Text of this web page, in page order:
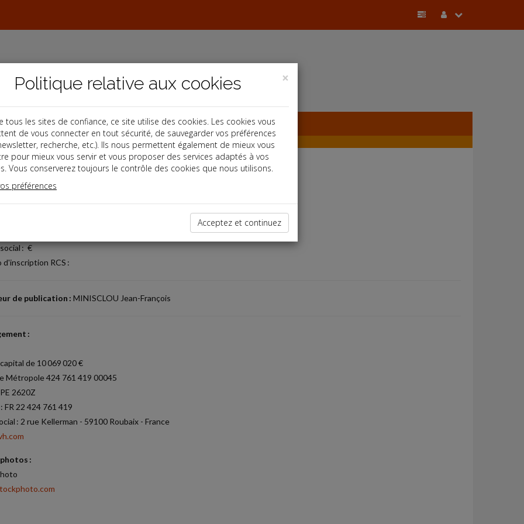
légales
:CHOISY COMPTABILITE CONSEIL
: 4 avenue Anatole France Choisy-le-Roi 94600 FRANCE
: €
d'inscription RCS :
de publication : MINISCLOU Jean-François
:
de 10 069 020 €
Métropole 424 761 419 00045
2620Z
FR 22 424 761 419
: 2 rue Kellerman - 59100 Roubaix - France
:
×
Politique relative aux cookies
tous les sites de confiance, ce site utilise des cookies. Les cookies vous
de vous connecter en tout sécurité, de sauvegarder vos préférences
recherche, etc.). Ils nous permettent également de mieux vous
pour mieux vous servir et vous proposer des services adaptés à vos
Vous conserverez toujours le contrôle des cookies que nous utilisons.
préférences
Acceptez et continuez